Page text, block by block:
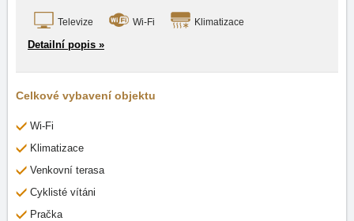
Televize Wi-Fi Klimatizace
Detailní popis »
Celkové vybavení objektu
Wi-Fi
Klimatizace
Venkovní terasa
Cyklisté vítáni
Pračka